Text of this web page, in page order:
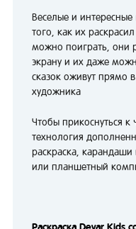
Веселые и
того, как их
можно поиграть, они
экрану и их даже
сказок оживут прямо
художника
Чтобы прикоснуться к
технология
раскраска,
или планшетный